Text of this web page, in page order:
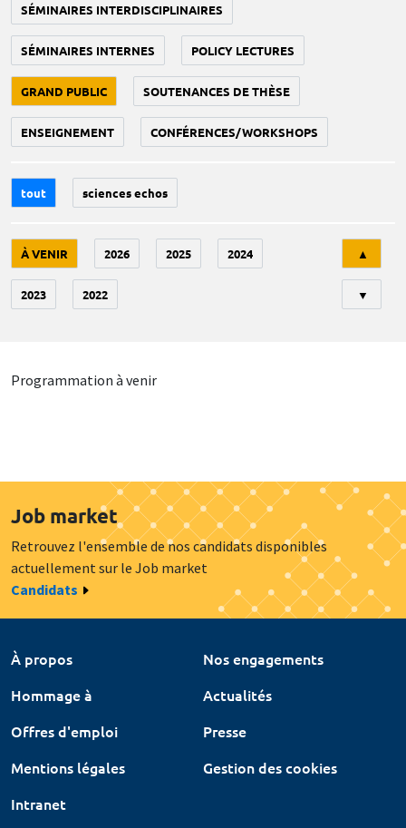
SÉMINAIRES INTERDISCIPLINAIRES
SÉMINAIRES INTERNES POLICY LECTURES
GRAND PUBLIC SOUTENANCES DE THÈSE
ENSEIGNEMENT CONFÉRENCES/WORKSHOPS
tout sciences echos
À VENIR 2026 2025 2024
2023 2022
▲
▼
Programmation à venir
Job market
Retrouvez l'ensemble de nos candidats disponibles
actuellement sur le Job market
Candidats
À propos
Nos engagements
Hommage à
Actualités
Offres d'emploi
Presse
Mentions légales
Gestion des cookies
Intranet